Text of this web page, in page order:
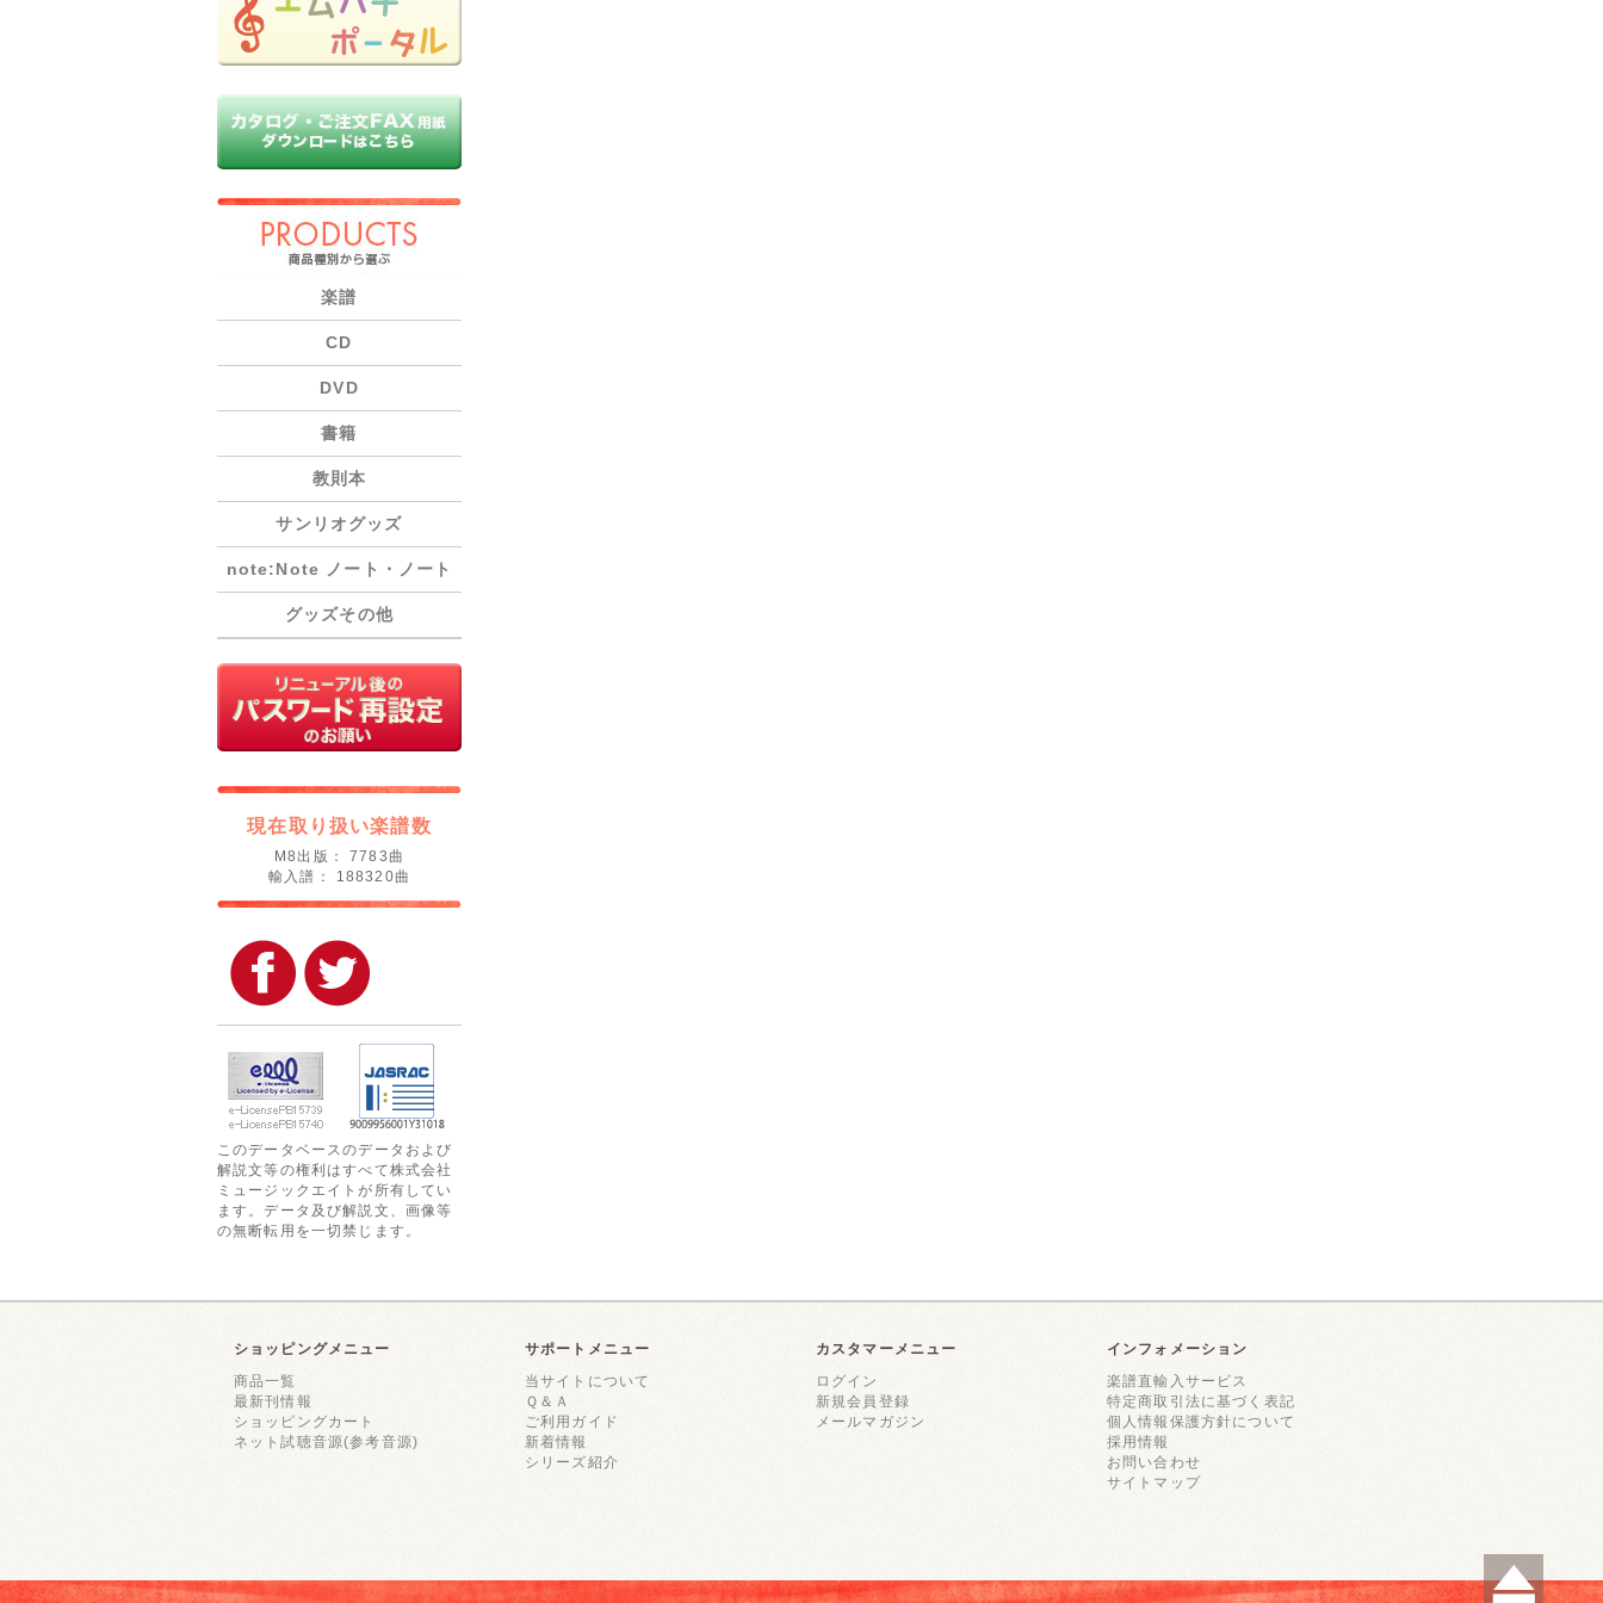
楽譜
CD
DVD
書籍
教則本
サンリオグッズ
note:Note ノート・ノート
グッズその他
現在取り扱い楽譜数
M8出版： 7783曲
輸入譜： 188320曲
このデータベースのデータおよび
解説文等の権利はすべて株式会社
ミュージックエイトが所有してい
ます。データ及び解説文、画像等
の無断転用を一切禁じます。
ショッピングメニュー
商品一覧
最新刊情報
ショッピングカート
ネット試聴音源(参考音源)
サポートメニュー
当サイトについて
Ｑ＆Ａ
ご利用ガイド
新着情報
シリーズ紹介
カスタマーメニュー
ログイン
新規会員登録
メールマガジン
インフォメーション
楽譜直輸入サービス
特定商取引法に基づく表記
個人情報保護方針について
採用情報
お問い合わせ
サイトマップ